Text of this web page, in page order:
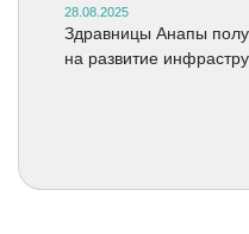
28.08.2025
Здравницы Анапы
на развитие